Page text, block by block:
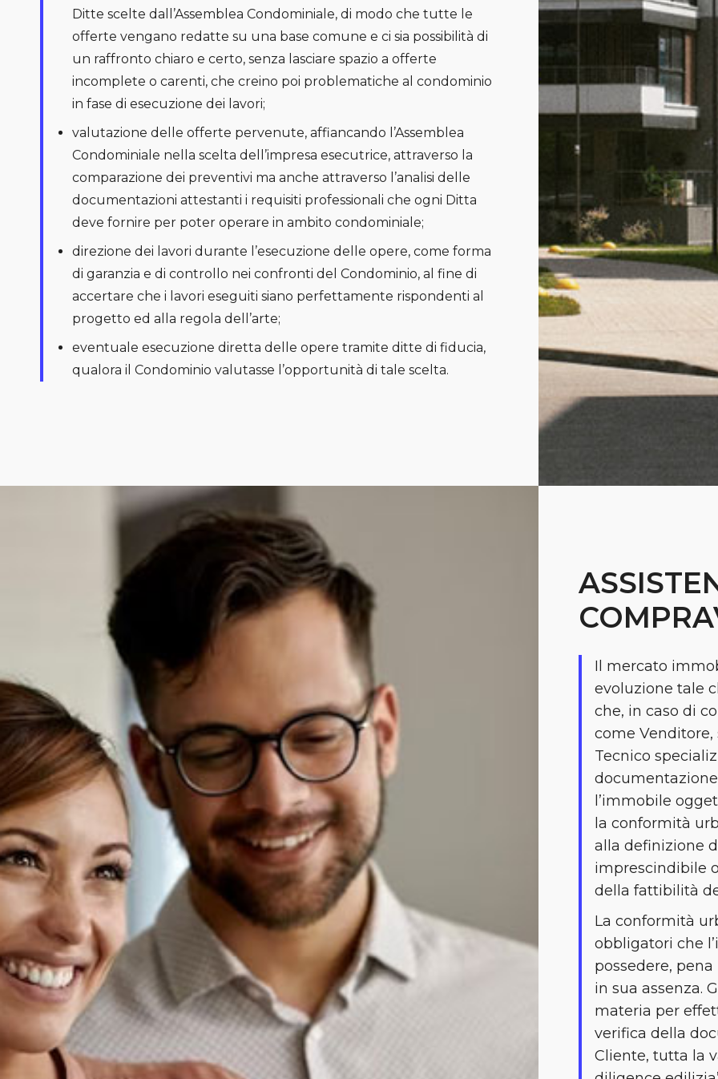
Ditte scelte dall’Assemblea Condominiale, di modo che tutte le
offerte vengano redatte su una base comune e ci sia possibilità di
un raffronto chiaro e certo, senza lasciare spazio a offerte
incomplete o carenti, che creino poi problematiche al condominio
in fase di esecuzione dei lavori;
valutazione delle offerte pervenute, affiancando l’Assemblea
Condominiale nella scelta dell’impresa esecutrice, attraverso la
comparazione dei preventivi ma anche attraverso l’analisi delle
documentazioni attestanti i requisiti professionali che ogni Ditta
deve fornire per poter operare in ambito condominiale;
direzione dei lavori durante l’esecuzione delle opere, come forma
di garanzia e di controllo nei confronti del Condominio, al fine di
accertare che i lavori eseguiti siano perfettamente rispondenti al
progetto ed alla regola dell’arte;
eventuale esecuzione diretta delle opere tramite ditte di fiducia,
qualora il Condominio valutasse l’opportunità di tale scelta.
Il mercato
evoluzione tale
che, in caso di
come
Tecnico
l’immobile
la conformità
alla definizione
imprescindibile
della fattibilità
La conformità
obbligatori che
possedere,
in sua assenza.
materia per
verifica della
Cliente, tutta la